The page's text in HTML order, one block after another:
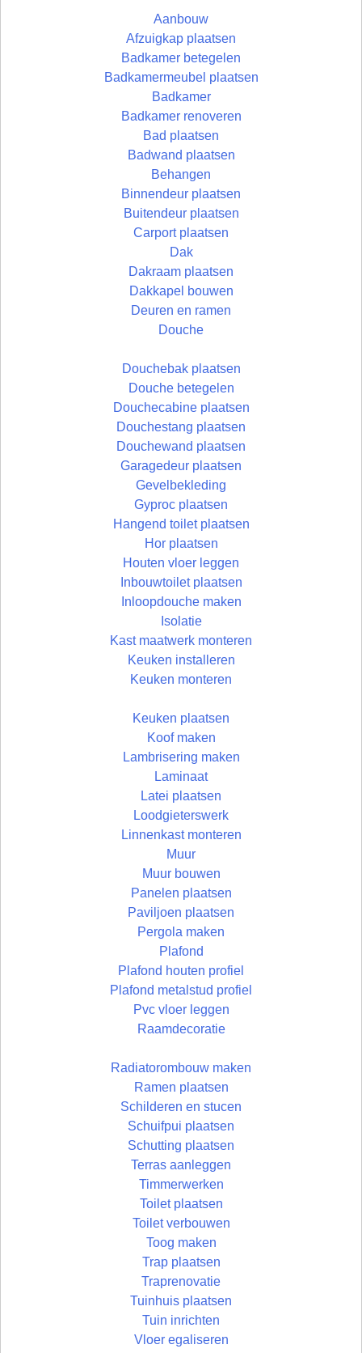
Aanbouw
Afzuigkap plaatsen
Badkamer betegelen
Badkamermeubel plaatsen
Badkamer
Badkamer renoveren
Bad plaatsen
Badwand plaatsen
Behangen
Binnendeur plaatsen
Buitendeur plaatsen
Carport plaatsen
Dak
Dakraam plaatsen
Dakkapel bouwen
Deuren en ramen
Douche
Douchebak plaatsen
Douche betegelen
Douchecabine plaatsen
Douchestang plaatsen
Douchewand plaatsen
Garagedeur plaatsen
Gevelbekleding
Gyproc plaatsen
Hangend toilet plaatsen
Hor plaatsen
Houten vloer leggen
Inbouwtoilet plaatsen
Inloopdouche maken
Isolatie
Kast maatwerk monteren
Keuken installeren
Keuken monteren
Keuken plaatsen
Koof maken
Lambrisering maken
Laminaat
Latei plaatsen
Loodgieterswerk
Linnenkast monteren
Muur
Muur bouwen
Panelen plaatsen
Paviljoen plaatsen
Pergola maken
Plafond
Plafond houten profiel
Plafond metalstud profiel
Pvc vloer leggen
Raamdecoratie
Radiatorombouw maken
Ramen plaatsen
Schilderen en stucen
Schuifpui plaatsen
Schutting plaatsen
Terras aanleggen
Timmerwerken
Toilet plaatsen
Toilet verbouwen
Toog maken
Trap plaatsen
Traprenovatie
Tuinhuis plaatsen
Tuin inrichten
Vloer egaliseren